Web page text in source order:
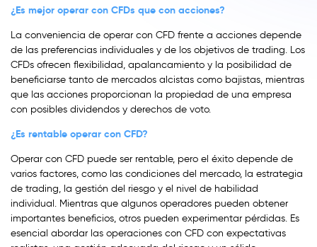
¿Es mejor operar con CFDs que con acciones?
La conveniencia de operar con CFD frente a acciones depende
de las preferencias individuales y de los objetivos de trading. Los
CFDs ofrecen flexibilidad, apalancamiento y la posibilidad de
beneficiarse tanto de mercados alcistas como bajistas, mientras
que las acciones proporcionan la propiedad de una empresa
con posibles dividendos y derechos de voto.
¿Es rentable operar con CFD?
Operar con CFD puede ser rentable, pero el éxito depende de
varios factores, como las condiciones del mercado, la estrategia
de trading, la gestión del riesgo y el nivel de habilidad
individual. Mientras que algunos operadores pueden obtener
importantes beneficios, otros pueden experimentar pérdidas. Es
esencial abordar las operaciones con CFD con expectativas